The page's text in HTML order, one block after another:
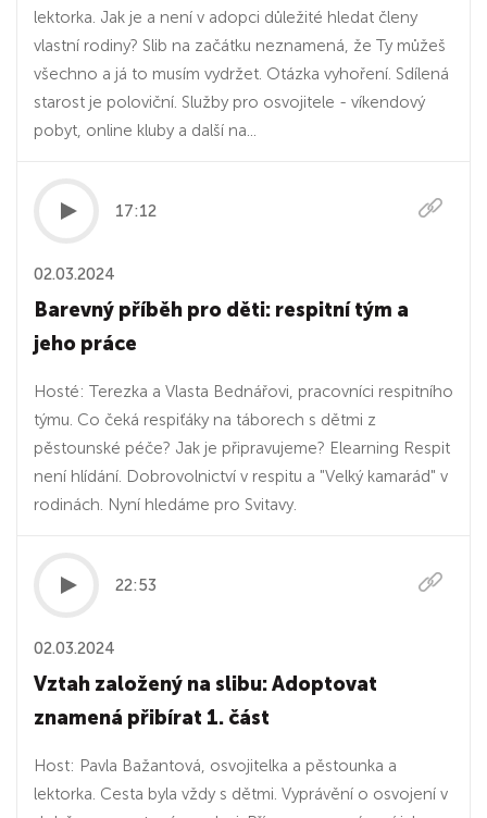
lektorka. Jak je a není v adopci důležité hledat členy
vlastní rodiny? Slib na začátku neznamená, že Ty můžeš
všechno a já to musím vydržet. Otázka vyhoření. Sdílená
starost je poloviční. Služby pro osvojitele - víkendový
pobyt, online kluby a další na...
17:12
02.03.2024
Barevný příběh pro děti: respitní tým a
jeho práce
Hosté: Terezka a Vlasta Bednářovi, pracovníci respitního
týmu. Co čeká respiťáky na táborech s dětmi z
pěstounské péče? Jak je připravujeme? Elearning Respit
není hlídání. Dobrovolnictví v respitu a "Velký kamarád" v
rodinách. Nyní hledáme pro Svitavy.
22:53
02.03.2024
Vztah založený na slibu: Adoptovat
znamená přibírat 1. část
Host: Pavla Bažantová, osvojitelka a pěstounka a
lektorka. Cesta byla vždy s dětmi. Vyprávění o osvojení v